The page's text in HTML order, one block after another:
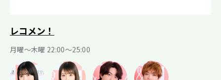
レコメン！
月曜〜木曜 22:00〜25:00